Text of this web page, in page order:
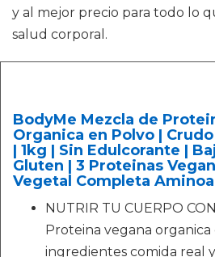
y al mejor precio para todo lo
salud corporal.
BodyMe Mezcla de
Organica en Polvo |
| 1kg | Sin Edulcorante |
Gluten | 3 Proteinas
Vegetal Completa
NUTRIR TU CUERPO
Proteina vegana
ingredientes comida real